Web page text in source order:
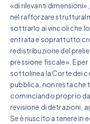
«di rilevanti
nel rafforzare
sottrarlo ai vincoli che
entrata e soprattutto
redistribuzione del
pressione fiscale». E
sottolinea la Corte dei
pubblica, non resta che
cominciando proprio
revisione di detrazioni,
Se è riuscito a tenere in